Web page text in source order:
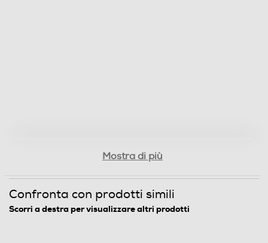
Mostra di più
Confronta con prodotti simili
Scorri a destra per visualizzare altri prodotti